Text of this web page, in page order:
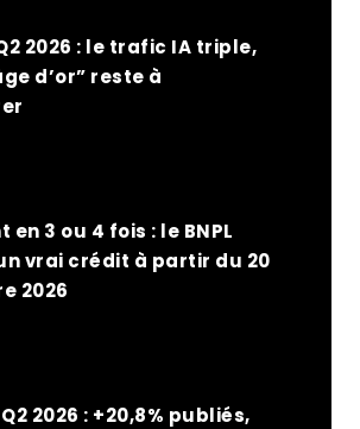
2026 : le trafic IA triple,
d’or” reste à
en 3 ou 4 fois : le BNPL
vrai crédit à partir du 20
2026
2026 : +20,8% publiés,